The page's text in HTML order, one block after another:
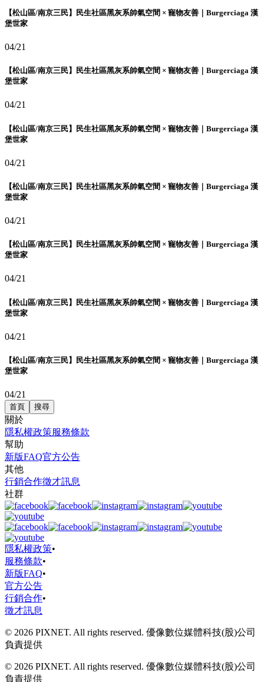
【松山區/南京三民】民生社區黑灰系帥氣空間 × 寵物友善｜Burgerciaga 漢
堡世家
04/21
【松山區/南京三民】民生社區黑灰系帥氣空間 × 寵物友善｜Burgerciaga 漢
堡世家
04/21
【松山區/南京三民】民生社區黑灰系帥氣空間 × 寵物友善｜Burgerciaga 漢
堡世家
04/21
【松山區/南京三民】民生社區黑灰系帥氣空間 × 寵物友善｜Burgerciaga 漢
堡世家
04/21
【松山區/南京三民】民生社區黑灰系帥氣空間 × 寵物友善｜Burgerciaga 漢
堡世家
04/21
【松山區/南京三民】民生社區黑灰系帥氣空間 × 寵物友善｜Burgerciaga 漢
堡世家
04/21
【松山區/南京三民】民生社區黑灰系帥氣空間 × 寵物友善｜Burgerciaga 漢
堡世家
04/21
首頁 搜尋
關於
隱私權政策服務條款
幫助
新版FAQ官方公告
其他
行銷合作徵才訊息
社群
隱私權政策•
服務條款•
新版FAQ•
官方公告
行銷合作•
徵才訊息
© 2026 PIXNET. All rights reserved. 優像數位媒體科技(股)公司
負責提供
© 2026 PIXNET. All rights reserved. 優像數位媒體科技(股)公司
負責提供